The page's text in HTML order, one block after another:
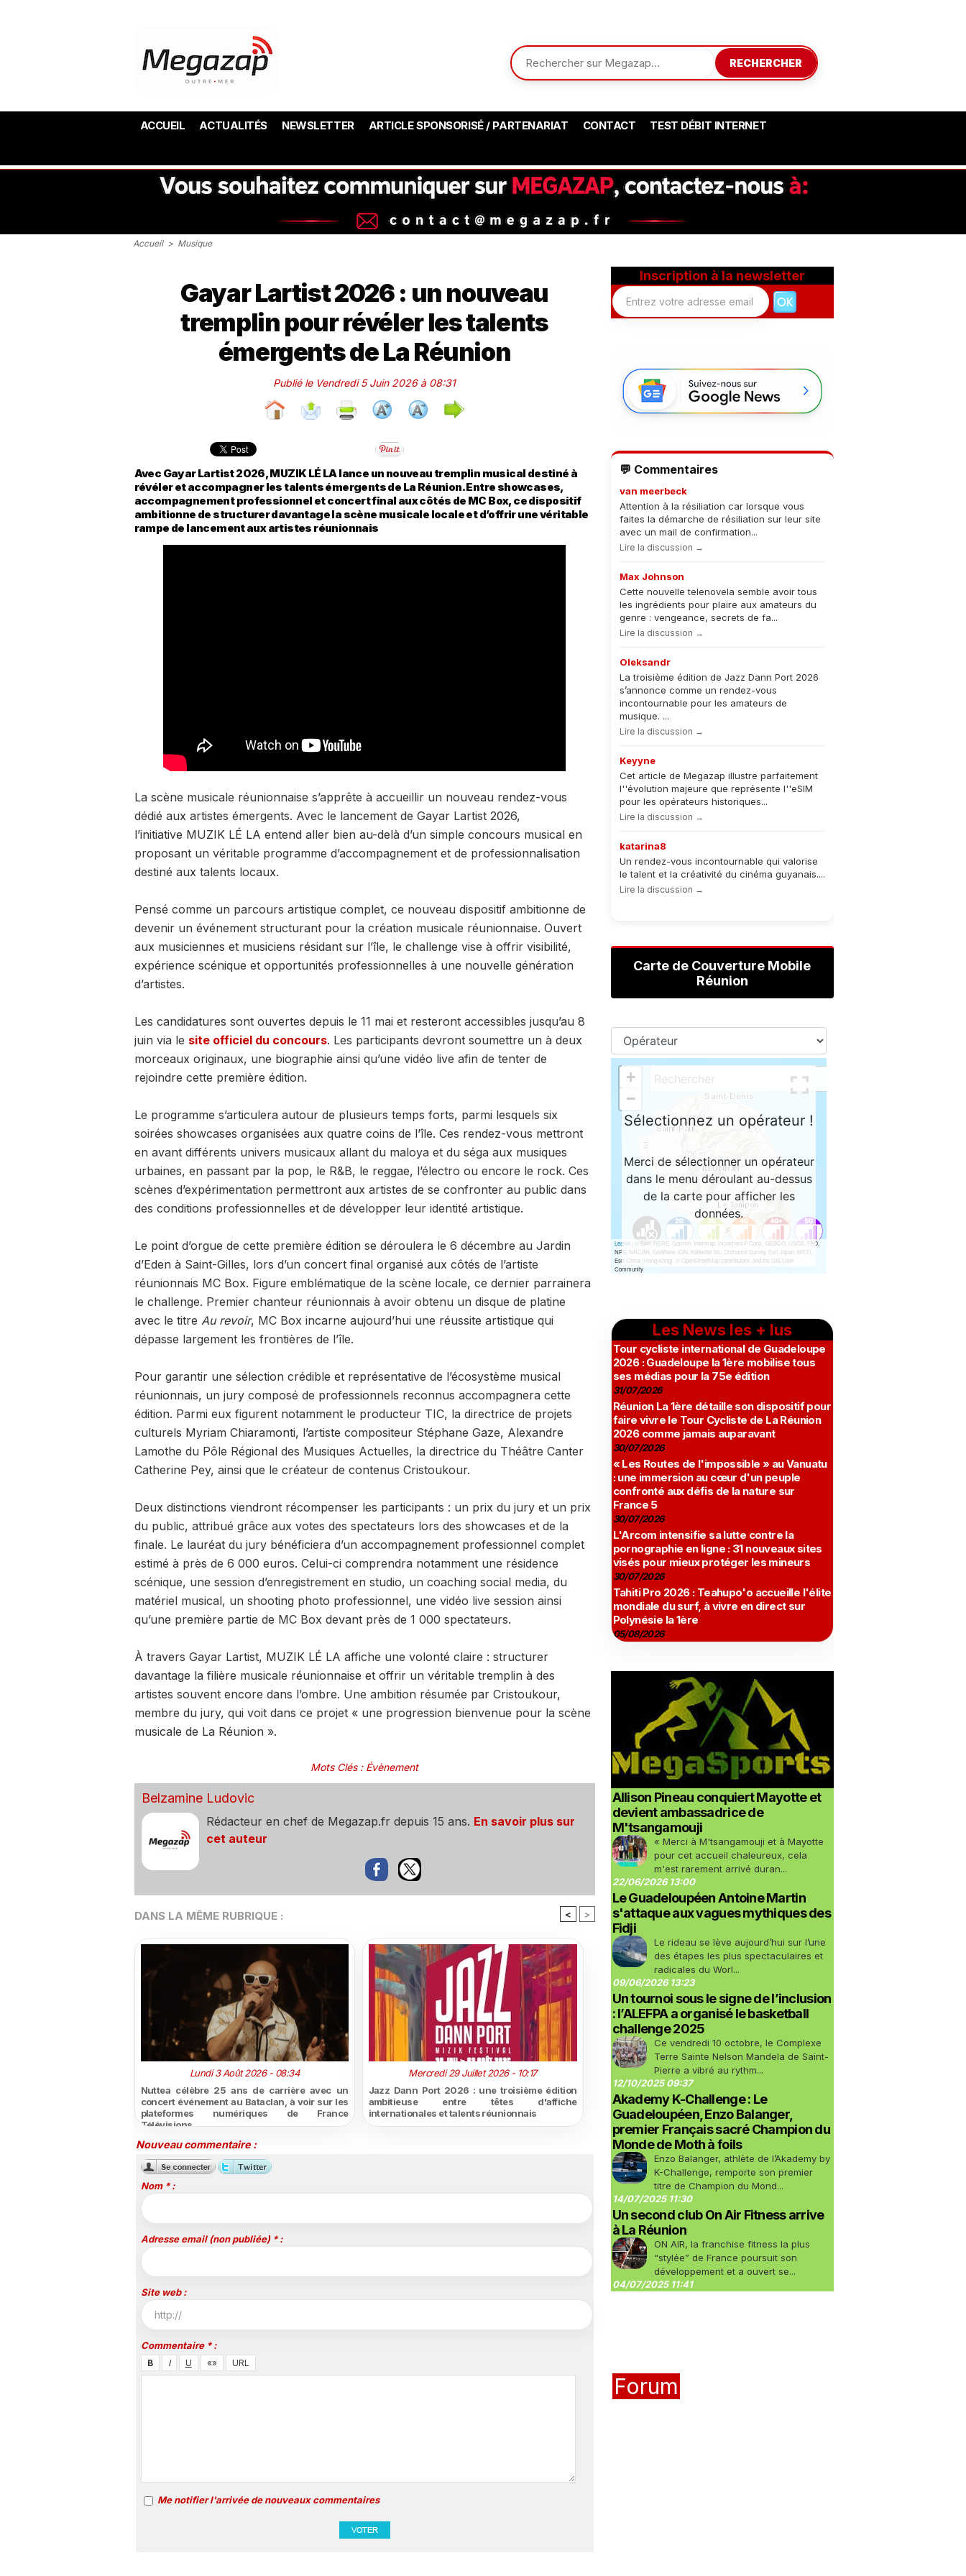
RECHERCHER
ACCUEIL ACTUALITÉS NEWSLETTER ARTICLE SPONSORISÉ / PARTENARIAT CONTACT TEST DÉBIT INTERNET
Accueil > Musique
Gayar Lartist 2026 : un nouveau
tremplin pour révéler les talents
émergents de La Réunion
Publié le Vendredi 5 Juin 2026 à 08:31
Avec Gayar Lartist 2026, MUZIK LÉ LA lance un nouveau tremplin musical destiné à
révéler et accompagner les talents émergents de La Réunion. Entre showcases,
accompagnement professionnel et concert final aux côtés de MC Box, ce dispositif
ambitionne de structurer davantage la scène musicale locale et d’offrir une véritable
rampe de lancement aux artistes réunionnais
La scène musicale réunionnaise s’apprête à accueillir un nouveau rendez-vous
dédié aux artistes émergents. Avec le lancement de Gayar Lartist 2026,
l’initiative MUZIK LÉ LA entend aller bien au-delà d’un simple concours musical en
proposant un véritable programme d’accompagnement et de professionnalisation
destiné aux talents locaux.
Pensé comme un parcours artistique complet, ce nouveau dispositif ambitionne de
devenir un événement structurant pour la création musicale réunionnaise. Ouvert
aux musiciennes et musiciens résidant sur l’île, le challenge vise à offrir visibilité,
expérience scénique et opportunités professionnelles à une nouvelle génération
d’artistes.
Les candidatures sont ouvertes depuis le 11 mai et resteront accessibles jusqu’au 8
juin via le site officiel du concours. Les participants devront soumettre un à deux
morceaux originaux, une biographie ainsi qu’une vidéo live afin de tenter de
rejoindre cette première édition.
Le programme s’articulera autour de plusieurs temps forts, parmi lesquels six
soirées showcases organisées aux quatre coins de l’île. Ces rendez-vous mettront
en avant différents univers musicaux allant du maloya et du séga aux musiques
urbaines, en passant par la pop, le R&B, le reggae, l’électro ou encore le rock. Ces
scènes d’expérimentation permettront aux artistes de se confronter au public dans
des conditions professionnelles et de développer leur identité artistique.
Le point d’orgue de cette première édition se déroulera le 6 décembre au Jardin
d’Eden à Saint-Gilles, lors d’un concert final organisé aux côtés de l’artiste
réunionnais MC Box. Figure emblématique de la scène locale, ce dernier parrainera
le challenge. Premier chanteur réunionnais à avoir obtenu un disque de platine
avec le titre Au revoir, MC Box incarne aujourd’hui une réussite artistique qui
dépasse largement les frontières de l’île.
Pour garantir une sélection crédible et représentative de l’écosystème musical
réunionnais, un jury composé de professionnels reconnus accompagnera cette
édition. Parmi eux figurent notamment le producteur TIC, la directrice de projets
culturels Myriam Chiaramonti, l’artiste compositeur Stéphane Gaze, Alexandre
Lamothe du Pôle Régional des Musiques Actuelles, la directrice du Théâtre Canter
Catherine Pey, ainsi que le créateur de contenus Cristoukour.
Deux distinctions viendront récompenser les participants : un prix du jury et un prix
du public, attribué grâce aux votes des spectateurs lors des showcases et de la
finale. Le lauréat du jury bénéficiera d’un accompagnement professionnel complet
estimé à près de 6 000 euros. Celui-ci comprendra notamment une résidence
scénique, une session d’enregistrement en studio, un coaching social media, du
matériel musical, un shooting photo professionnel, une vidéo live session ainsi
qu’une première partie de MC Box devant près de 1 000 spectateurs.
À travers Gayar Lartist, MUZIK LÉ LA affiche une volonté claire : structurer
davantage la filière musicale réunionnaise et offrir un véritable tremplin à des
artistes souvent encore dans l’ombre. Une ambition résumée par Cristoukour,
membre du jury, qui voit dans ce projet « une progression bienvenue pour la scène
musicale de La Réunion ».
Mots Clés: Évènement
Belzamine Ludovic
Rédacteur en chef de Megazap.fr depuis 15 ans. En savoir plus sur
cet auteur
DANS LA MÊME RUBRIQUE : < >
Lundi 3 Août 2026 - 08:34
Nuttea célèbre 25 ans de carrière avec un
concert événement au Bataclan, à voir sur les
plateformes numériques de France
Télévisions
Mercredi 29 Juillet 2026 - 10:17
Jazz Dann Port 2026 : une troisième édition
ambitieuse entre têtes d'affiche
internationales et talents réunionnais
Nouveau commentaire :
Nom * :
Adresse email (non publiée) * :
Site web :
Commentaire * :
Me notifier l'arrivée de nouveaux commentaires
Inscription à la newsletter
💬 Commentaires
van meerbeck
Attention à la résiliation car lorsque vous
faites la démarche de résiliation sur leur site
avec un mail de confirmation...
Lire la discussion →
Max Johnson
Cette nouvelle telenovela semble avoir tous
les ingrédients pour plaire aux amateurs du
genre : vengeance, secrets de fa...
Lire la discussion →
Oleksandr
La troisième édition de Jazz Dann Port 2026
s’annonce comme un rendez-vous
incontournable pour les amateurs de
musique. ...
Lire la discussion →
Keyyne
Cet article de Megazap illustre parfaitement
l''évolution majeure que représente l''eSIM
pour les opérateurs historiques...
Lire la discussion →
katarina8
Un rendez-vous incontournable qui valorise
le talent et la créativité du cinéma guyanais....
Lire la discussion →
Carte de Couverture Mobile
Réunion
Les News les + lus
Tour cycliste international de Guadeloupe
2026 : Guadeloupe la 1ère mobilise tous
ses médias pour la 75e édition
31/07/2026
Réunion La 1ère détaille son dispositif pour
faire vivre le Tour Cycliste de La Réunion
2026 comme jamais auparavant
30/07/2026
« Les Routes de l'impossible » au Vanuatu
: une immersion au cœur d'un peuple
confronté aux défis de la nature sur
France 5
30/07/2026
L'Arcom intensifie sa lutte contre la
pornographie en ligne : 31 nouveaux sites
visés pour mieux protéger les mineurs
30/07/2026
Tahiti Pro 2026 : Teahupo'o accueille l'élite
mondiale du surf, à vivre en direct sur
Polynésie la 1ère
05/08/2026
Allison Pineau conquiert Mayotte et
devient ambassadrice de
M'tsangamouji
« Merci à M'tsangamouji et à Mayotte
pour cet accueil chaleureux, cela
m'est rarement arrivé duran...
22/06/2026 13:00
Le Guadeloupéen Antoine Martin
s'attaque aux vagues mythiques des
Fidji
Le rideau se lève aujourd’hui sur l’une
des étapes les plus spectaculaires et
radicales du Worl...
09/06/2026 13:23
Un tournoi sous le signe de l’inclusion
: l’ALEFPA a organisé le basketball
challenge 2025
Ce vendredi 10 octobre, le Complexe
Terre Sainte Nelson Mandela de Saint-
Pierre a vibré au rythm...
12/10/2025 09:37
Akademy K-Challenge : Le
Guadeloupéen, Enzo Balanger,
premier Français sacré Champion du
Monde de Moth à foils
Enzo Balanger, athlète de l’Akademy by
K-Challenge, remporte son premier
titre de Champion du Mond...
14/07/2025 11:30
Un second club On Air Fitness arrive
à La Réunion
ON AIR, la franchise fitness la plus
“stylée” de France poursuit son
développement et a ouvert se...
04/07/2025 11:41
Forum